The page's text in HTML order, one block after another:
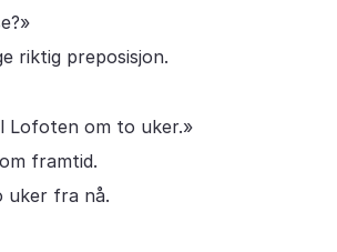
riktig preposisjon.
Lofoten om to uker.»
framtid.
uker fra nå.